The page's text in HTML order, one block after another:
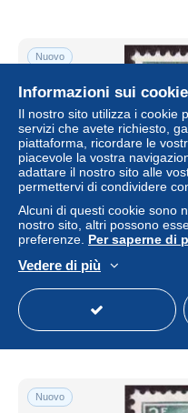
Nuovo
België 1958, nr 1066
Stato
Nuovo
Informazioni sui cookie
Il nostro sito utilizza i cookie
servizi che avete richiesto,
piattaforma, ricordare le
piacevole la vostra
adattare il nostro sito alle
permettervi di condividere
Alcuni di questi cookie sono
nostro sito, altri possono
preferenze. Per saperne di
Vedere di più